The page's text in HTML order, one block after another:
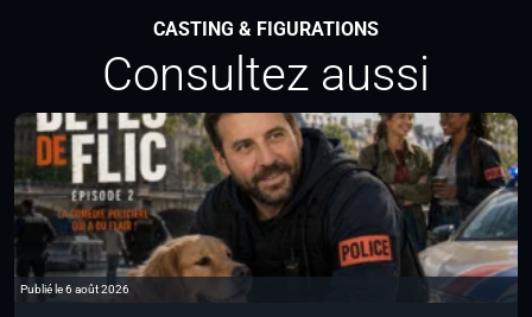
CASTING & FIGURATIONS
Consultez aussi
Publié le 6 août 2026